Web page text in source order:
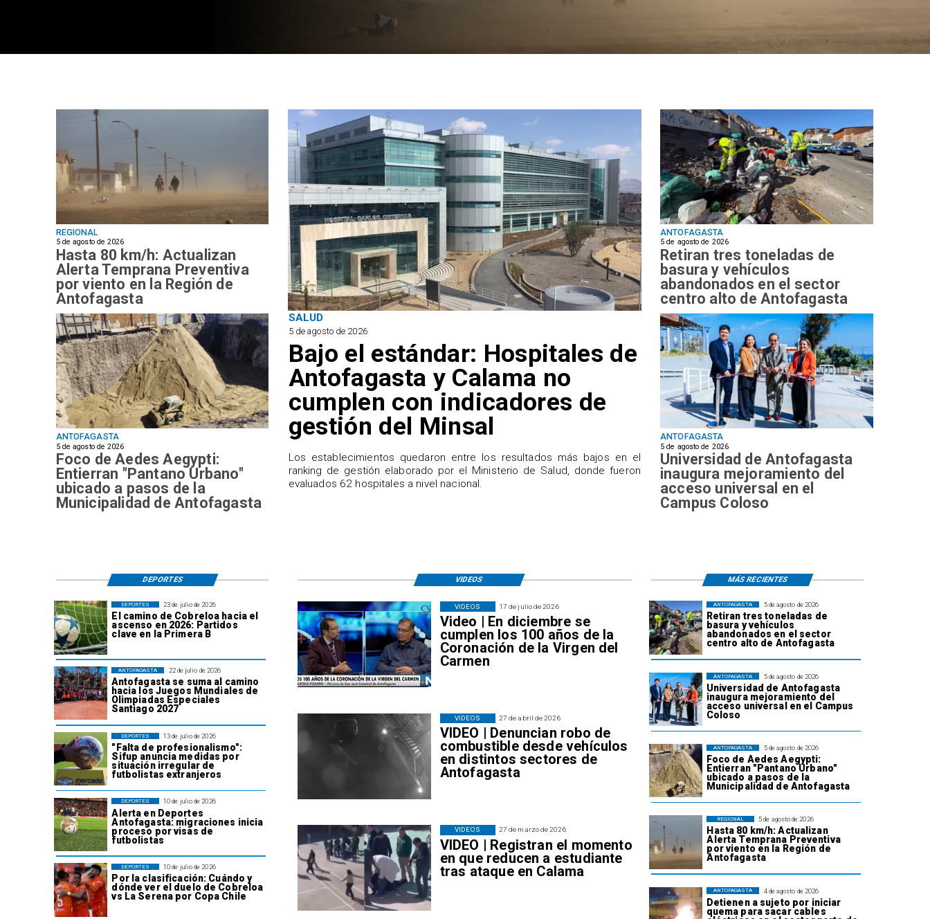
REGIONAL
5 de agosto de 2026
Hasta 80 km/h: Actualizan
Alerta Temprana Preventiva
por viento en la Región de
Antofagasta
SALUD
5 de agosto de 2026
Bajo el estándar: Hospitales de
Antofagasta y Calama no
cumplen con indicadores de
gestión del Minsal
Los establecimientos quedaron entre los resultados más bajos en el
ranking de gestión elaborado por el Ministerio de Salud, donde fueron
evaluados 62 hospitales a nivel nacional.
ANTOFAGASTA
5 de agosto de 2026
Foco de Aedes Aegypti:
Entierran "Pantano Urbano"
ubicado a pasos de la
Municipalidad de Antofagasta
ANTOFAGASTA
5 de agosto de 2026
Retiran tres toneladas de
basura y vehículos
abandonados en el sector
centro alto de Antofagasta
ANTOFAGASTA
5 de agosto de 2026
Universidad de Antofagasta
inaugura mejoramiento del
acceso universal en el
Campus Coloso
5 de agosto de 2026
Retiran tres toneladas de
basura y vehículos
abandonados en el sector
centro alto de Antofagasta
ANTOFAGASTA
5 de agosto de 2026
Universidad de Antofagasta
inaugura mejoramiento del
acceso universal en el Campus
Coloso
ANTOFAGASTA
5 de agosto de 2026
Foco de Aedes Aegypti:
Entierran "Pantano Urbano"
ubicado a pasos de la
Municipalidad de Antofagasta
ANTOFAGASTA
5 de agosto de 2026
Hasta 80 km/h: Actualizan
Alerta Temprana Preventiva
por viento en la Región de
Antofagasta
REGIONAL
4 de agosto de 2026
Detienen a sujeto por iniciar
quema para sacar cables
ANTOFAGASTA
23 de julio de 2026
El camino de Cobreloa hacia el
ascenso en 2026: Partidos
clave en la Primera B
DEPORTES
22 de julio de 2026
Antofagasta se suma al camino
hacia los Juegos Mundiales de
Olimpiadas Especiales
Santiago 2027
ANTOFAGASTA
13 de julio de 2026
"Falta de profesionalismo":
Sifup anuncia medidas por
situación irregular de
futbolistas extranjeros
DEPORTES
10 de julio de 2026
Alerta en Deportes
Antofagasta: migraciones inicia
proceso por visas de
futbolistas
DEPORTES
10 de julio de 2026
Por la clasificación: Cuándo y
dónde ver el duelo de Cobreloa
vs La Serena por Copa Chile
DEPORTES
17 de julio de 2026
Video | En diciembre se
cumplen los 100 años de la
Coronación de la Virgen del
Carmen
VIDEOS
27 de abril de 2026
VIDEO | Denuncian robo de
combustible desde vehículos
en distintos sectores de
Antofagasta
VIDEOS
27 de marzo de 2026
VIDEO | Registran el momento
en que reducen a estudiante
tras ataque en Calama
VIDEOS
VIDEOS
DEPORTES MÁS RECIENTES